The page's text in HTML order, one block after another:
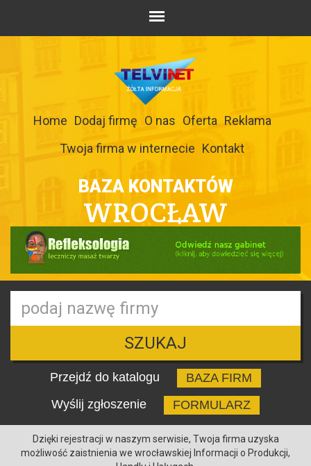
Home Dodaj firmę O nas Oferta Reklama
Twoja firma w internecie Kontakt
BAZA KONTAKTÓW
WROCŁAW
SZUKAJ
Przejdź do katalogu
BAZA FIRM
Wyślij zgłoszenie
FORMULARZ
Dzięki rejestracji w naszym serwisie, Twoja firma uzyska
możliwość zaistnienia we wrocławskiej Informacji o Produkcji,